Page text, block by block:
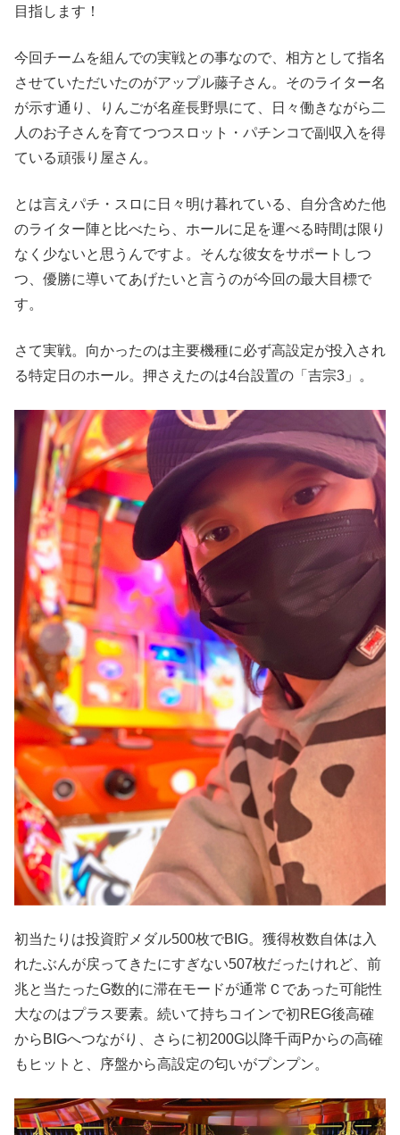
目指します！
今回チームを組んでの実戦との事なので、相方として指名
させていただいたのがアップル藤子さん。そのライター名
が示す通り、りんごが名産長野県にて、日々働きながら二
人のお子さんを育てつつスロット・パチンコで副収入を得
ている頑張り屋さん。
とは言えパチ・スロに日々明け暮れている、自分含めた他
のライター陣と比べたら、ホールに足を運べる時間は限り
なく少ないと思うんですよ。そんな彼女をサポートしつ
つ、優勝に導いてあげたいと言うのが今回の最大目標で
す。
さて実戦。向かったのは主要機種に必ず高設定が投入され
る特定日のホール。押さえたのは4台設置の「吉宗3」。
初当たりは投資貯メダル500枚でBIG。獲得枚数自体は入
れたぶんが戻ってきたにすぎない507枚だったけれど、前
兆と当たったG数的に滞在モードが通常Ｃであった可能性
大なのはプラス要素。続いて持ちコインで初REG後高確
からBIGへつながり、さらに初200G以降千両Pからの高確
もヒットと、序盤から高設定の匂いがプンプン。